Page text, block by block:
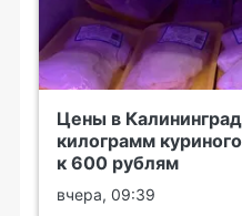
Цены в
килограмм
к 600 рублям
вчера, 09:39